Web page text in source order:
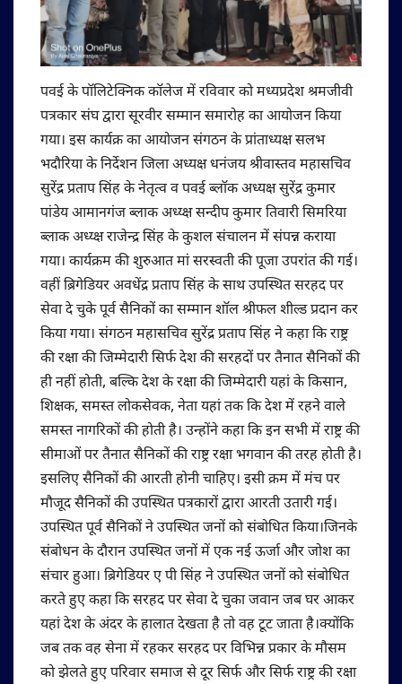
पवई के पॉलिटेक्निक कॉलेज में रविवार को मध्यप्रदेश श्रमजीवी
पत्रकार संघ द्वारा सूरवीर सम्मान समारोह का आयोजन किया
गया। इस कार्यक्र का आयोजन संगठन के प्रांताध्यक्ष सलभ
भदौरिया के निर्देशन जिला अध्यक्ष धनंजय श्रीवास्तव महासचिव
सुरेंद्र प्रताप सिंह के नेतृत्व व पवई ब्लॉक अध्यक्ष सुरेंद्र कुमार
पांडेय आमानगंज ब्लाक अध्य्क्ष सन्दीप कुमार तिवारी सिमरिया
ब्लाक अध्य्क्ष राजेन्द्र सिंह के कुशल संचालन में संपन्न कराया
गया। कार्यक्रम की शुरुआत मां सरस्वती की पूजा उपरांत की गई।
वहीं ब्रिगेडियर अवधेंद्र प्रताप सिंह के साथ उपस्थित सरहद पर
सेवा दे चुके पूर्व सैनिकों का सम्मान शॉल श्रीफल शील्ड प्रदान कर
किया गया। संगठन महासचिव सुरेंद्र प्रताप सिंह ने कहा कि राष्ट्र
की रक्षा की जिम्मेदारी सिर्फ देश की सरहदों पर तैनात सैनिकों की
ही नहीं होती, बल्कि देश के रक्षा की जिम्मेदारी यहां के किसान,
शिक्षक, समस्त लोकसेवक, नेता यहां तक कि देश में रहने वाले
समस्त नागरिकों की होती है। उन्होंने कहा कि इन सभी में राष्ट्र की
सीमाओं पर तैनात सैनिकों की राष्ट्र रक्षा भगवान की तरह होती है।
इसलिए सैनिकों की आरती होनी चाहिए। इसी क्रम में मंच पर
मौजूद सैनिकों की उपस्थित पत्रकारों द्वारा आरती उतारी गई।
उपस्थित पूर्व सैनिकों ने उपस्थित जनों को संबोधित किया।जिनके
संबोधन के दौरान उपस्थित जनों में एक नई ऊर्जा और जोश का
संचार हुआ। ब्रिगेडियर ए पी सिंह ने उपस्थित जनों को संबोधित
करते हुए कहा कि सरहद पर सेवा दे चुका जवान जब घर आकर
यहां देश के अंदर के हालात देखता है तो वह टूट जाता है।क्योंकि
जब तक वह सेना में रहकर सरहद पर विभिन्न प्रकार के मौसम
को झेलते हुए परिवार समाज से दूर सिर्फ और सिर्फ राष्ट्र की रक्षा